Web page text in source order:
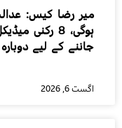
میر رضا کیس:
ہوگی، 8
جاننے کے لیے
اگست 6, 2026